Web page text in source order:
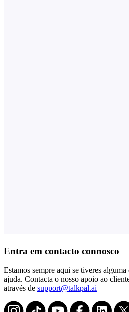
Entra em contacto connosco
Estamos sempre aqui se tiveres
ajuda. Contacta o nosso apoio ao
através de support@talkpal.ai